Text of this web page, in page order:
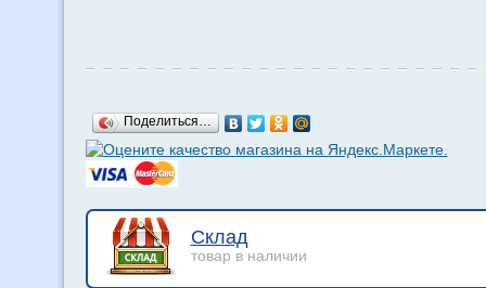
Поделиться…
Склад
товар в наличии